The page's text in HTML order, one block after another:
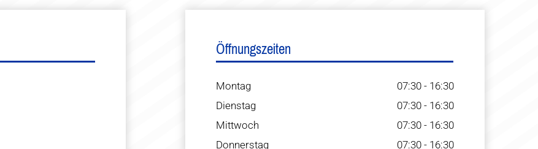
Öffnungszeiten
Montag
07:30 - 16:30
Dienstag
07:30 - 16:30
Mittwoch
07:30 - 16:30
Donnerstag
07:30 - 16:30